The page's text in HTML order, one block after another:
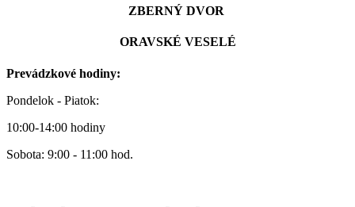
ZBERNÝ DVOR
ORAVSKÉ VESELÉ
Prevádzkové hodiny:
Pondelok - Piatok:
10:00-14:00 hodiny
Sobota: 9:00 - 11:00 hod.